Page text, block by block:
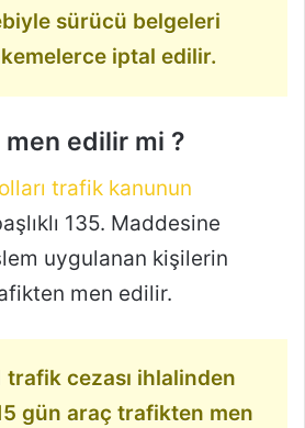
sürücü belgeleri
iptal edilir.
edilir mi ?
trafik kanunun
135. Maddesine
uygulanan kişilerin
men edilir.
trafik cezası ihlalinden
gün araç trafikten men